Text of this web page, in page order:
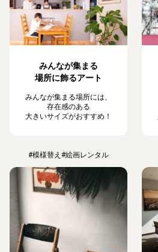
みんなが集まる
場所に飾るアート
みんなが集まる場所には、
存在感のある
大きいサイズがおすすめ！
#模様替え #絵画レンタル